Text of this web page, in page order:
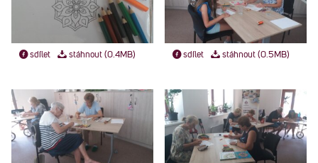
sdílet stáhnout (0.4MB) sdílet stáhnout (0.5MB)